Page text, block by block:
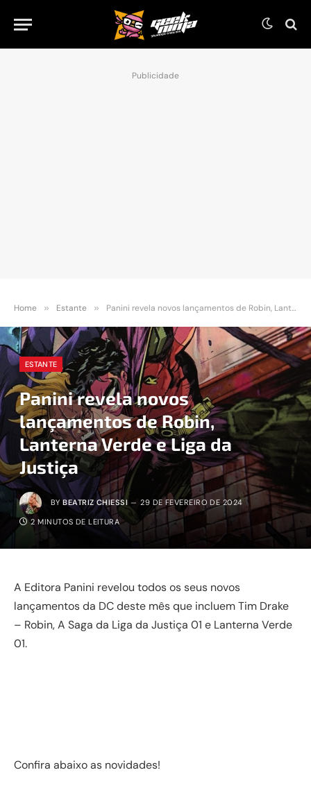
Publicidade
Home » Estante » Panini revela novos lançamentos de Robin, Lanterna Verde e Liga da Justiça
ESTANTE
Panini revela novos
lançamentos de Robin,
Lanterna Verde e Liga da
Justiça
BY BEATRIZ CHIESSI 29 DE FEVEREIRO DE 2024
2 MINUTOS DE LEITURA
A Editora Panini revelou todos os seus novos
lançamentos da DC deste mês que incluem Tim Drake
– Robin, A Saga da Liga da Justiça 01 e Lanterna Verde
01.
Confira abaixo as novidades!